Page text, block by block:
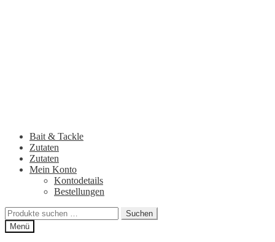
Bait & Tackle
Zutaten
Zutaten
Mein Konto
Kontodetails
Bestellungen
Suchen
nach:
Suchen
Menü